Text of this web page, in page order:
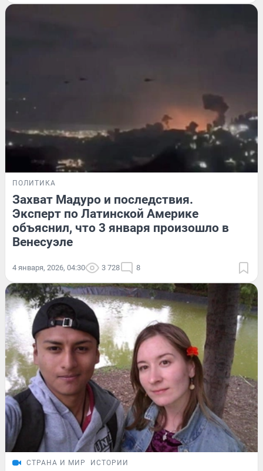
ПОЛИТИКА
Захват Мадуро и последствия.
Эксперт по Латинской Америке
объяснил, что 3 января произошло в
Венесуэле
4 января, 2026, 04:30 3 728 8
СТРАНА И МИР ИСТОРИИ